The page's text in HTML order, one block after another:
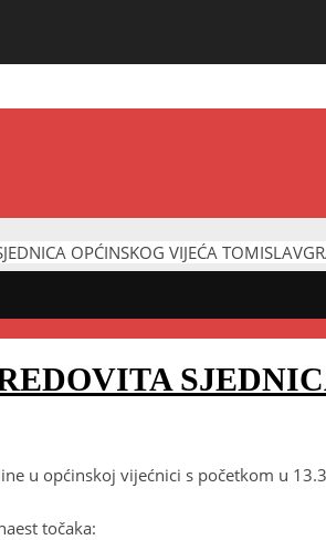
OPĆINSKOG VIJEĆA
u općinskoj vijećnici s početkom u
točaka: